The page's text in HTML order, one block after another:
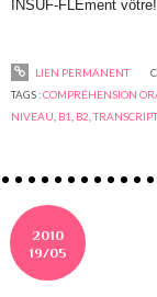
INSUF-FLEment vôtre!
LIEN PERMANENT
TAGS :COMPRÉHENSION
NIVEAU B1 B2 ,
2010
19/05